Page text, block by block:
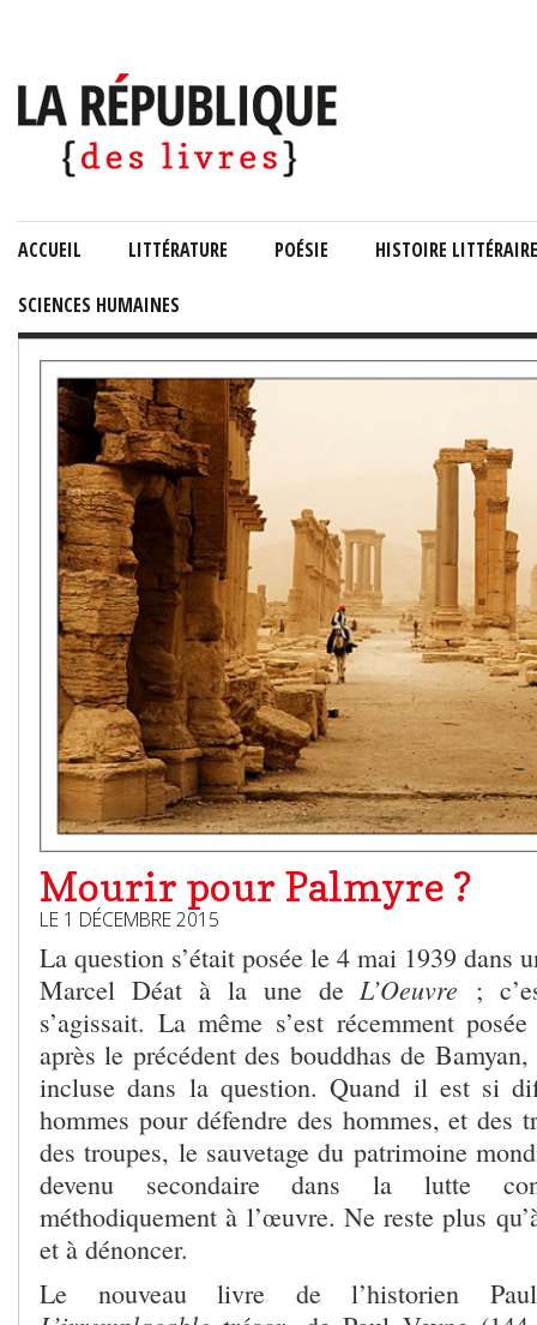
ACCUEIL LITTÉRATURE POÉSIE HISTOIRE LITTÉRAIRE
SCIENCES HUMAINES
Mourir pour Palmyre ?
LE 1 DÉCEMBRE 2015
La question s’était posée le 4 mai 1939 dans
Marcel Déat à la une deL’Oeuvre ;
s’agissait. La même s’est récemment
après le précédent des bouddhas de
incluse dans la question. Quand il est si
hommes pour défendre des hommes, et des
des troupes, le sauvetage du patrimoine
devenu secondaire dans la lutte
méthodiquement à l’œuvre. Ne reste plus
et à dénoncer.
Le nouveau livre de l’historien